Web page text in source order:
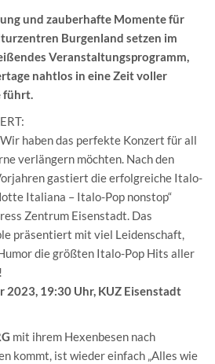
und zauberhafte Momente für
Burgenland setzen im
Veranstaltungsprogramm,
nahtlos in eine Zeit voller
führt.
haben das perfekte Konzert für all
verlängern möchten. Nach den
gastiert die erfolgreiche Italo-
Italiana – Italo-Pop nonstop“
Zentrum Eisenstadt. Das
präsentiert mit viel Leidenschaft,
die größten Italo-Pop Hits aller
2023, 19:30 Uhr, KUZ Eisenstadt
mit ihrem Hexenbesen nach
kommt, ist wieder einfach „Alles wie